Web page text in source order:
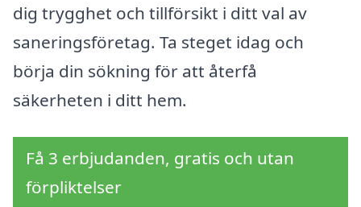
dig trygghet och tillförsikt i ditt val av
saneringsföretag. Ta steget idag och
börja din sökning för att återfå
säkerheten i ditt hem.
Få 3 erbjudanden, gratis och utan
förpliktelser